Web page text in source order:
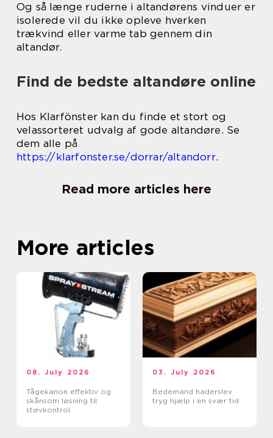
Og så længe ruderne i altandørens vinduer er
isolerede vil du ikke opleve hverken
trækvind eller varme tab gennem din
altandør.
Find de bedste altandøre online
Hos Klarfönster kan du finde et stort og
velassorteret udvalg af gode altandøre. Se
dem alle på
https://klarfonster.se/dorrar/altandorr.
Read more articles here
More articles
08. July 2026
Tågekanon effektiv og
skånsom løsning til
støvkontrol
03. July 2026
Bedemand haderslev
tryg hjælp i en svær tid